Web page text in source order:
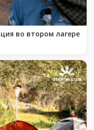
во втором лагере